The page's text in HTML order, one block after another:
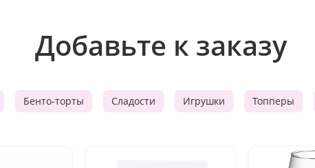
Добавьте к заказу
Бенто-торты Сладости Игрушки Топперы